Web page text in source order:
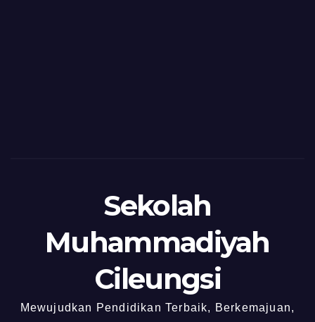
Sekolah
Muhammadiyah
Cileungsi
Mewujudkan Pendidikan Terbaik, Berkemajuan,